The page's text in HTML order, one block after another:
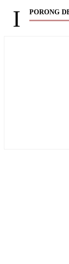
I PORONG